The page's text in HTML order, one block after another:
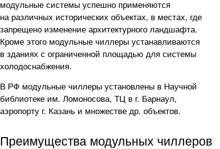
модульные системы успешно применяются
на различных исторических объектах, в местах, где
запрещено изменение архитектурного ландшафта.
Кроме этого модульные чиллеры устанавливаются
в зданиях с ограниченной площадью для системы
холодоснабжения.
В РФ модульные чиллеры установлены в Научной
библиотеке им. Ломоносова, ТЦ в г. Барнаул,
аэропорту г. Казань и множестве др. объектов.
Преимущества модульных чиллеров